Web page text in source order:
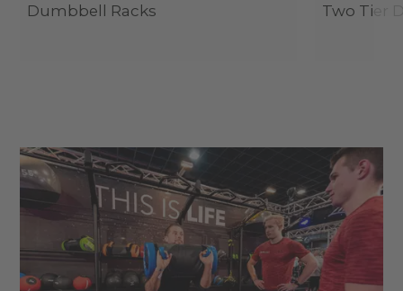
Dumbbell Racks Two Tier